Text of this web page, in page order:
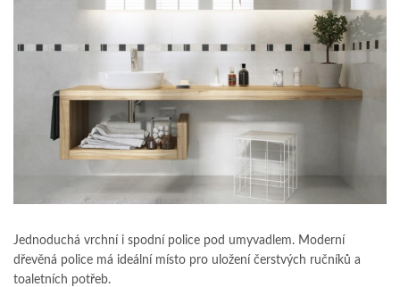
Jednoduchá vrchní i spodní police pod umyvadlem. Moderní
dřevěná police má ideální místo pro uložení čerstvých ručníků a
toaletních potřeb.